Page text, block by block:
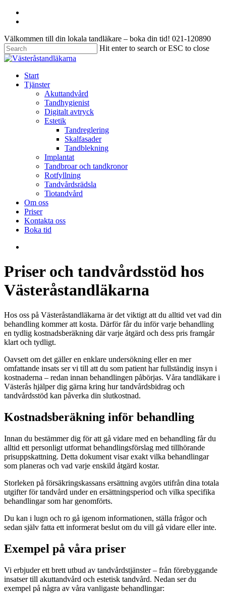
Skip
content
Välkommen till din lokala tandläkare – boka din tid! 021-120890
Hit enter to search or ESC to close
Close
search
Menu
Start
Tjänster
Akuttandvård
Tandhygienist
Digitalt avtryck
Estetik
Tandreglering
Skalfasader
Tandblekning
Implantat
Tandbroar och tandkronor
Rotfyllning
Tandvårdsrädsla
Tiotandvård
Om oss
Priser
Kontakta oss
Boka tid
Priser och tandvårdsstöd hos
Västeråstandläkarna
Hos oss på Västeråstandläkarna är det viktigt att du alltid vet vad din
behandling kommer att kosta. Därför får du inför varje behandling
en tydlig kostnadsberäkning där varje åtgärd och dess pris framgår
klart och tydligt.
Oavsett om det gäller en enklare undersökning eller en mer
omfattande insats ser vi till att du som patient har fullständig insyn i
kostnaderna – redan innan behandlingen påbörjas. Våra tandläkare i
Västerås hjälper dig gärna kring hur tandvårdsbidrag och
tandvårdsstöd kan påverka din slutkostnad.
Kostnadsberäkning inför behandling
Innan du bestämmer dig för att gå vidare med en behandling får du
alltid ett personligt utformat behandlingsförslag med tillhörande
prisuppskattning. Detta dokument visar exakt vilka behandlingar
som planeras och vad varje enskild åtgärd kostar.
Storleken på försäkringskassans ersättning avgörs utifrån dina totala
utgifter för tandvård under en ersättningsperiod och vilka specifika
behandlingar som har genomförts.
Du kan i lugn och ro gå igenom informationen, ställa frågor och
sedan själv fatta ett informerat beslut om du vill gå vidare eller inte.
Exempel på våra priser
Vi erbjuder ett brett utbud av tandvårdstjänster – från förebyggande
insatser till akuttandvård och estetisk tandvård. Nedan ser du
exempel på några av våra vanligaste behandlingar: